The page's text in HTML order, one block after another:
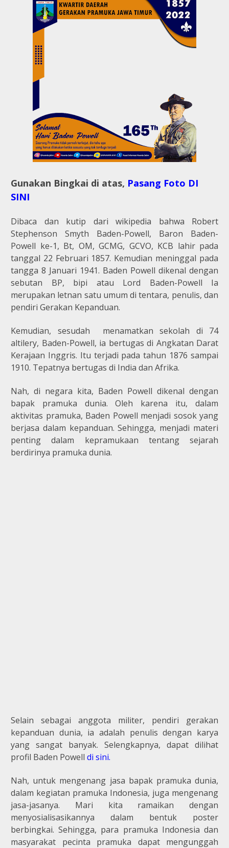
Gunakan Bingkai di atas, Pasang Foto DI
SINI
Dibaca dan kutip dari wikipedia bahwa Robert
Stephenson Smyth Baden-Powell, Baron Baden-
Powell ke-1, Bt, OM, GCMG, GCVO, KCB lahir pada
tanggal 22 Februari 1857. Kemudian meninggal pada
tangga 8 Januari 1941. Baden Powell dikenal dengan
sebutan BP, bipi atau Lord Baden-Powell Ia
merupakan letnan satu umum di tentara, penulis, dan
pendiri Gerakan Kepanduan.
Kemudian, sesudah menamatkan sekolah di 74
altilery, Baden-Powell, ia bertugas di Angkatan Darat
Kerajaan Inggris. Itu terjadi pada tahun 1876 sampai
1910. Tepatnya bertugas di India dan Afrika.
Nah, di negara kita, Baden Powell dikenal dengan
bapak pramuka dunia. Oleh karena itu, dalam
aktivitas pramuka, Baden Powell menjadi sosok yang
berjasa dalam kepanduan. Sehingga, menjadi materi
penting dalam kepramukaan tentang sejarah
berdirinya pramuka dunia.
Selain sebagai anggota militer, pendiri gerakan
kepanduan dunia, ia adalah penulis dengan karya
yang sangat banyak. Selengkapnya, dapat dilihat
profil Baden Powell di sini.
Nah, untuk mengenang jasa bapak pramuka dunia,
dalam kegiatan pramuka Indonesia, juga mengenang
jasa-jasanya. Mari kita ramaikan dengan
menyosialisasikannya dalam bentuk poster
berbingkai. Sehingga, para pramuka Indonesia dan
masyarakat pecinta pramuka dapat mengunggah